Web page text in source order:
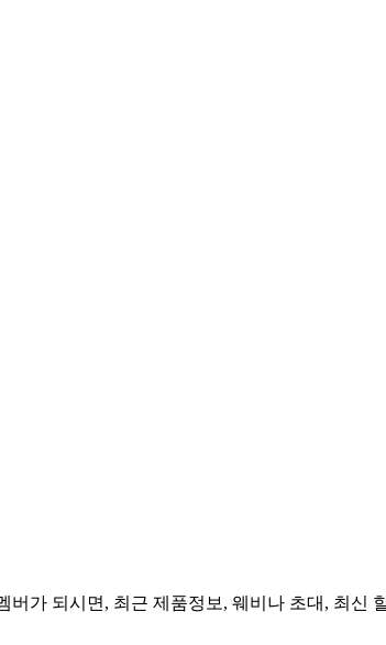
가 되시면, 최근 제품정보, 웨비나 초대, 최신